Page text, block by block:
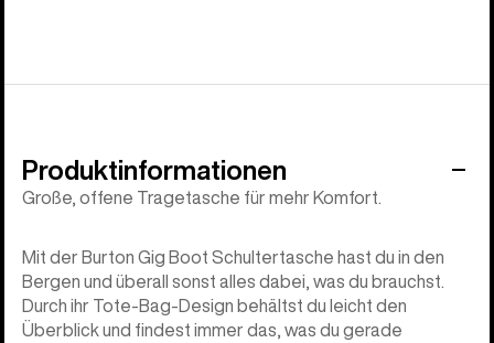
Produktinformationen
Große, offene Tragetasche für mehr Komfort.
Mit der Burton Gig Boot Schultertasche hast du in den
Bergen und überall sonst alles dabei, was du brauchst.
Durch ihr Tote-Bag-Design behältst du leicht den
Überblick und findest immer das, was du gerade